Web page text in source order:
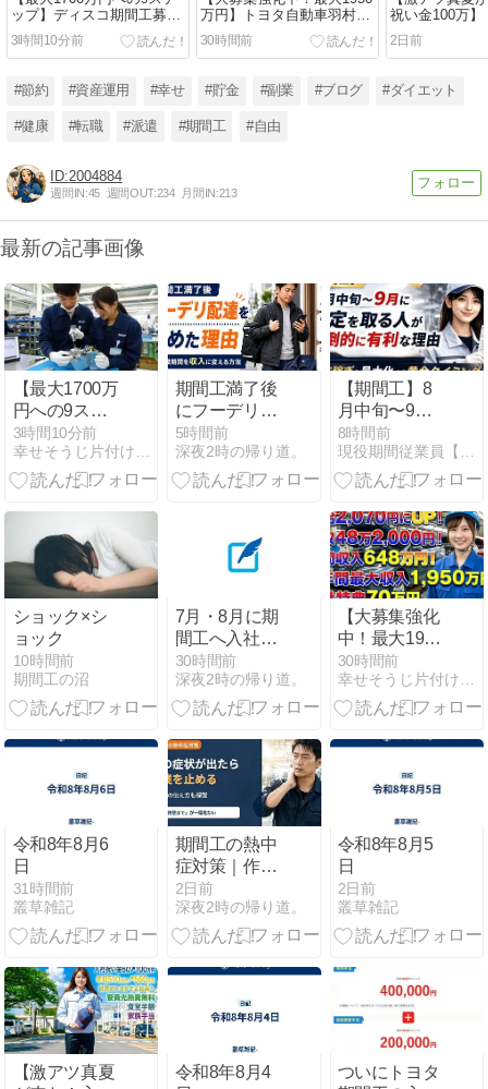
ップ】ディスコ期間工募集
3時間10分前
万円】トヨタ自動車羽村派
遣大募集中！
30時間前
祝い金100万】
工絶賛募集中！
2日前
#節約 #資産運用 #幸せ #貯金 #副業 #ブログ #ダイエット
#健康 #転職 #派遣 #期間工 #自由
2004884
週間IN:45 週間OUT:234 月間IN:213
最新の記事画像
【最大1700万
円への9ステ
ップ】ディス
コ期間工募集
中
3時間10分前
幸せそうじ片付け共創期間工派遣ブログ
期間工満了後
にフーデリ配
達を始めた理
由｜無職期間
を収入に変え
5時間前
深夜2時の帰り道。
【期間工】8
月中旬〜9月
に内定を取る
人が圧倒的に
有利な理由｜
大化する黄金
タイミング
8時間前
現役期間従業員【期間工】まこの期間工ブログ
ショック×シ
ョック
10時間前
期間工の沼
7月・8月に期
間工へ入社す
るのはやめた
ほうがいい？
真夏入社の注
30時間前
深夜2時の帰り道。
【大募集強化
中！最大1950
万円】トヨタ
自動車羽村派
遣大募集中！
30時間前
幸せそうじ片付け共創期間工派遣ブログ
令和8年8月6
日
31時間前
叢草雑記
期間工の熱中
症対策｜作業
を止める症状
と班長への伝
え方
2日前
深夜2時の帰り道。
令和8年8月5
日
2日前
叢草雑記
【激アツ真夏
令和8年8月4
ついにトヨタ